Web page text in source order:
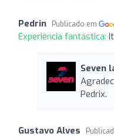
Pedrin Publicado em
Experiência fantástica:
Seven
Pedrix.
Gustavo Alves